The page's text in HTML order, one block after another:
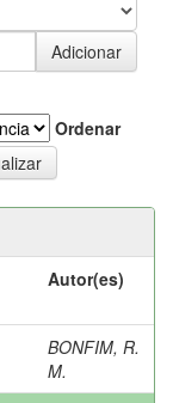
Ordenar
Autor(es)
BONFIM, R.
M.